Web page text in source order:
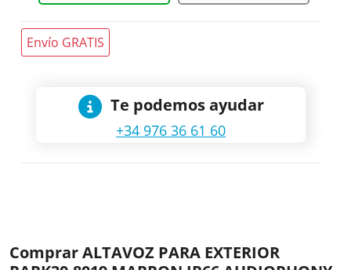
Envío GRATIS
Te podemos ayudar
+34 976 36 61 60
Comprar ALTAVOZ PARA EXTERIOR